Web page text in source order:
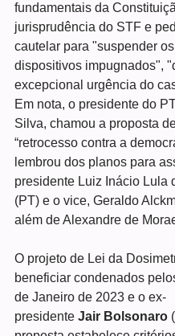
fundamentais da
jurisprudência do STF e
cautelar para "suspender
dispositivos impugnados",
excepcional urgência do
Em nota, o presidente do
Silva, chamou a proposta
“retrocesso contra a
lembrou dos planos para
presidente Luiz Inácio Lula
(PT) e o vice, Geraldo
além de Alexandre de
O projeto de Lei da
beneficiar condenados
de Janeiro de 2023 e o ex-
presidente Jair Bolsonaro